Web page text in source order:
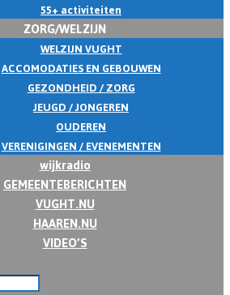
55+ activiteiten
ZORG/WELZIJN
WELZIJN VUGHT
ACCOMODATIES EN GEBOUWEN
GEZONDHEID / ZORG
JEUGD / JONGEREN
OUDEREN
VERENIGINGEN / EVENEMENTEN
wijkradio
GEMEENTEBERICHTEN
VUGHT.NU
HAAREN.NU
VIDEO’S